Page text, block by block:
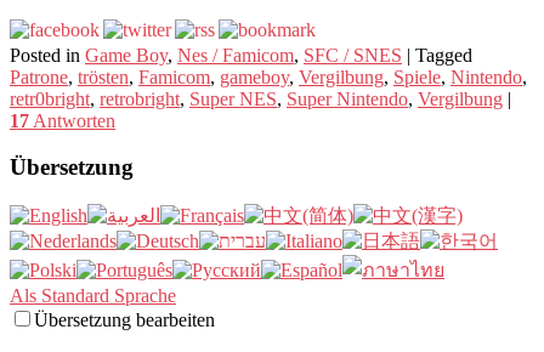
Posted in Game Boy, Nes / Famicom, SFC / SNES | Tagged
Patrone, trösten, Famicom, gameboy, Vergilbung, Spiele, Nintendo,
retr0bright, retrobright, Super NES, Super Nintendo, Vergilbung |
17 Antworten
Übersetzung
Als Standard Sprache
Übersetzung bearbeiten